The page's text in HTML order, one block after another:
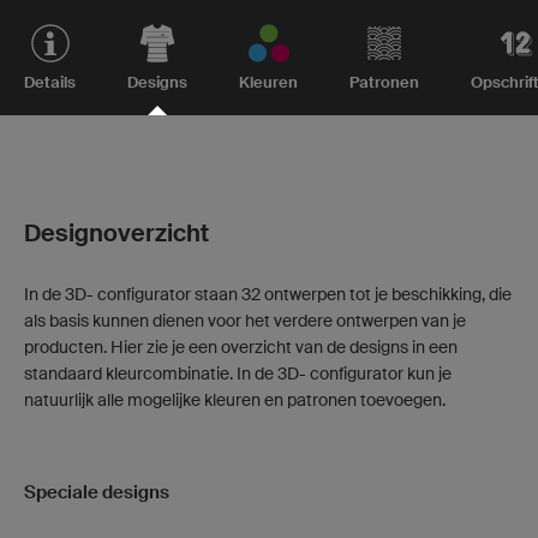
Details Designs Kleuren Patronen
Designoverzicht
In de 3D- configurator staan 32 ontwerpen tot je beschikking, die
als basis kunnen dienen voor het verdere ontwerpen van je
producten. Hier zie je een overzicht van de designs in een
standaard kleurcombinatie. In de 3D- configurator kun je
natuurlijk alle mogelijke kleuren en patronen toevoegen.
Speciale designs